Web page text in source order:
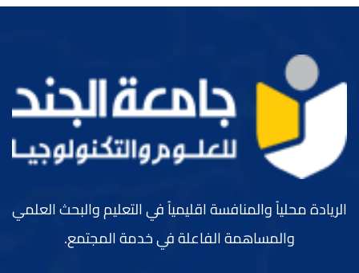
الريادة محلياً والمنافسة اقليمياً في التعليم والبحث العلمي
والمساهمة الفاعلة في خدمة المجتمع.